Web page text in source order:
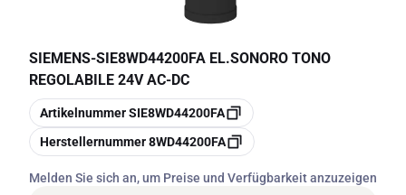
SIEMENS-SIE8WD44200FA EL.SONORO TONO
REGOLABILE 24V AC-DC
Kopieren
ArtikelnummerSIE8WD44200FA
Kopieren
Herstellernummer8WD44200FA
Melden Sie sich an, um Preise und Verfügbarkeit anzuzeigen